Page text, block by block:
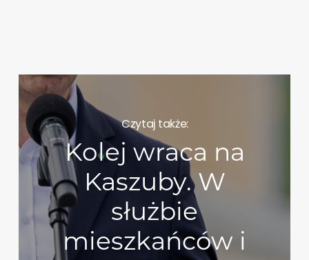
Czytaj także:
Kolej wraca na
Kaszuby. W
służbie
mieszkańców i